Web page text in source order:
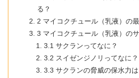
る？
2 マイコクチュール（乳液）の
3 マイコクチュール（乳液）の
3.1 サクランってなに？
3.2 スイゼンジノリってなに？
3.3 サクランの脅威の保水力は